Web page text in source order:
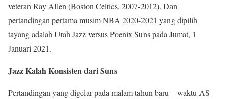
veteran Ray Allen (Boston Celtics, 2007-2012). Dan
pertandingan pertama musim NBA 2020-2021 yang dipilih
tayang adalah Utah Jazz versus Poenix Suns pada Jumat, 1
Januari 2021.
Jazz Kalah Konsisten dari Suns
Pertandingan yang digelar pada malam tahun baru – waktu AS –